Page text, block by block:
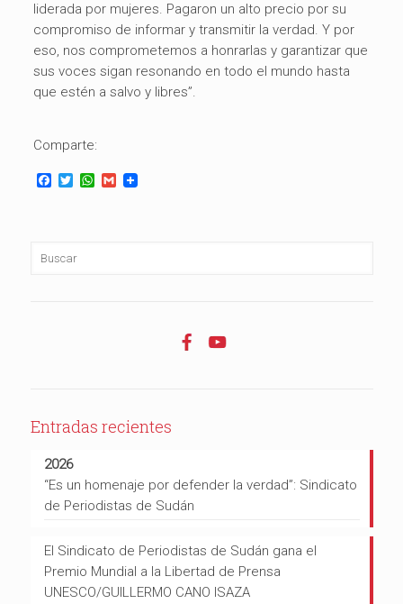
liderada por mujeres. Pagaron un alto precio por su
compromiso de informar y transmitir la verdad. Y por
eso, nos comprometemos a honrarlas y garantizar que
sus voces sigan resonando en todo el mundo hasta
que estén a salvo y libres”.
Comparte:
Facebook
TwitterWhatsApp
Gmail
Entradas recientes
2026
“Es un homenaje por defender la verdad”: Sindicato
de Periodistas de Sudán
El Sindicato de Periodistas de Sudán gana el
Premio Mundial a la Libertad de Prensa
UNESCO/GUILLERMO CANO ISAZA